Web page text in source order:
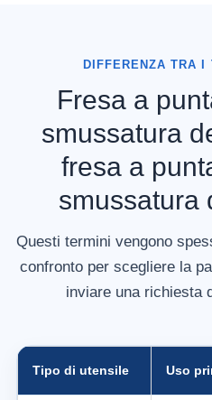
DIFFERENZA TRA
Fresa a
smussatura
fresa a
smussatura
Questi termini vengono
confronto per scegliere la
inviare una richiesta
Tipo di utensile Uso